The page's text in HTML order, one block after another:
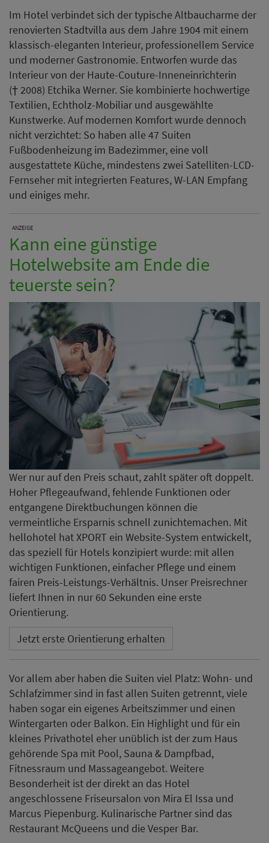
Im Hotel verbindet sich der typische Altbaucharme der
renovierten Stadtvilla aus dem Jahre 1904 mit einem
klassisch-eleganten Interieur, professionellem Service
und moderner Gastronomie. Entworfen wurde das
Interieur von der Haute-Couture-Inneneinrichterin
(† 2008) Etchika Werner. Sie kombinierte hochwertige
Textilien, Echtholz-Mobiliar und ausgewählte
Kunstwerke. Auf modernen Komfort wurde dennoch
nicht verzichtet: So haben alle 47 Suiten
Fußbodenheizung im Badezimmer, eine voll
ausgestattete Küche, mindestens zwei Satelliten-LCD-
Fernseher mit integrierten Features, W-LAN Empfang
und einiges mehr.
ANZEIGE
Kann eine günstige
Hotelwebsite am Ende die
teuerste sein?
Wer nur auf den Preis schaut, zahlt später oft doppelt.
Hoher Pflegeaufwand, fehlende Funktionen oder
entgangene Direktbuchungen können die
vermeintliche Ersparnis schnell zunichtemachen. Mit
hellohotel hat XPORT ein Website-System entwickelt,
das speziell für Hotels konzipiert wurde: mit allen
wichtigen Funktionen, einfacher Pflege und einem
fairen Preis-Leistungs-Verhältnis. Unser Preisrechner
liefert Ihnen in nur 60 Sekunden eine erste
Orientierung.
Jetzt erste Orientierung erhalten
Vor allem aber haben die Suiten viel Platz: Wohn- und
Schlafzimmer sind in fast allen Suiten getrennt, viele
haben sogar ein eigenes Arbeitszimmer und einen
Wintergarten oder Balkon. Ein Highlight und für ein
kleines Privathotel eher unüblich ist der zum Haus
gehörende Spa mit Pool, Sauna & Dampfbad,
Fitnessraum und Massageangebot. Weitere
Besonderheit ist der direkt an das Hotel
angeschlossene Friseursalon von Mira El Issa und
Marcus Piepenburg. Kulinarische Partner sind das
Restaurant McQueens und die Vesper Bar.